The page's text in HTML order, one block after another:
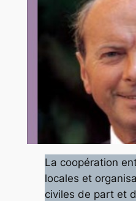
La coopération
locales et
civiles de part et